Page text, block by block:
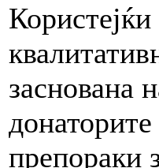
заснована
препораки